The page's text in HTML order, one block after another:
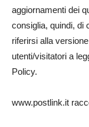
aggiornamenti dei
consiglia, quindi, di
riferirsi alla
utenti/visitatori a
Policy.
www.postlink.it